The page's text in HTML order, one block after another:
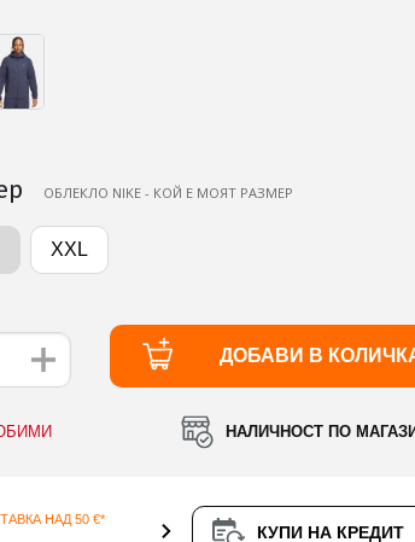
ОБЛЕКЛО NIKE - КОЙ Е МОЯТ РАЗМЕР
XXL
ДОБАВИ В
НАЛИЧНОСТ ПО
НАД 50 €*
КУПИ НА КРЕДИТ